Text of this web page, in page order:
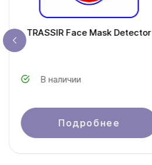
TRASSIR Face Mask Detector
В наличии
Подробнее